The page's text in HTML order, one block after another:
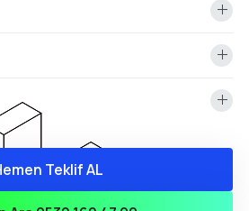
Teklif AL